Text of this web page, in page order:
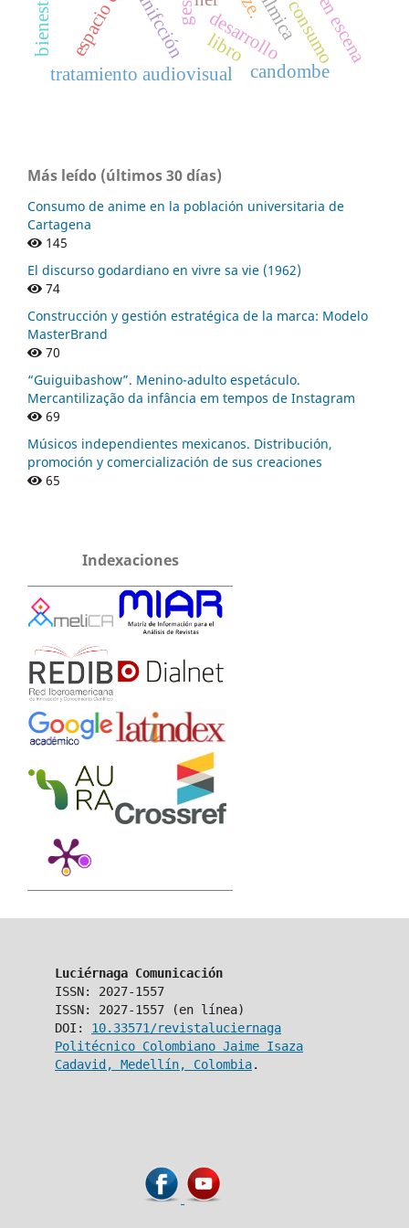
tratamiento audiovisual
minifcción desarrollo
candombe
consumo
libro
Más leído (últimos 30 días)
Consumo de anime en la población universitaria de
Cartagena
145
El discurso godardiano en vivre sa vie (1962)
74
Construcción y gestión estratégica de la marca: Modelo
MasterBrand
70
“Guiguibashow”. Menino-adulto espetáculo.
Mercantilização da infância em tempos de Instagram
69
Músicos independientes mexicanos. Distribución,
promoción y comercialización de sus creaciones
65
Indexaciones
Luciérnaga Comunicación
ISSN: 2027-1557
ISSN: 2027-1557 (en línea)
DOI: 10.33571/revistaluciernaga
Politécnico Colombiano Jaime Isaza
Cadavid, Medellín, Colombia.